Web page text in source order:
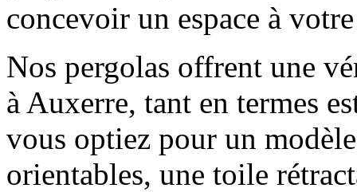
concevoir un espace à
Nos pergolas offrent une
à Auxerre, tant en termes
vous optiez pour un
orientables, une toile